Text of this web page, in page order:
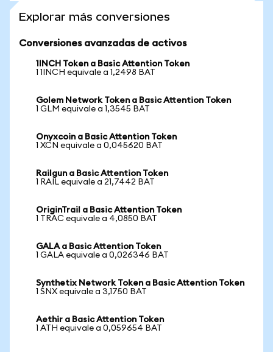
Explorar más conversiones
Conversiones avanzadas de activos
1INCH Token a Basic Attention Token
1 1INCH equivale a 1,2498 BAT
Golem Network Token a Basic Attention Token
1 GLM equivale a 1,3545 BAT
Onyxcoin a Basic Attention Token
1 XCN equivale a 0,045620 BAT
Railgun a Basic Attention Token
1 RAIL equivale a 21,7442 BAT
OriginTrail a Basic Attention Token
1 TRAC equivale a 4,0850 BAT
GALA a Basic Attention Token
1 GALA equivale a 0,026346 BAT
Synthetix Network Token a Basic Attention Token
1 SNX equivale a 3,1750 BAT
Aethir a Basic Attention Token
1 ATH equivale a 0,059654 BAT